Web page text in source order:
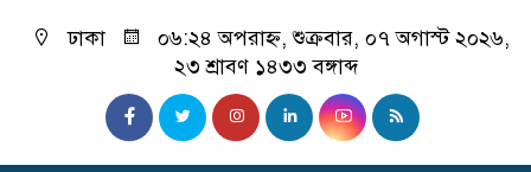
ঢাকা
০৬:২৪ অপরাহ্ন, শুক্রবার, ০৭ অগাস্ট ২০২৬,
২৩ শ্রাবণ ১৪৩৩ বঙ্গাব্দ